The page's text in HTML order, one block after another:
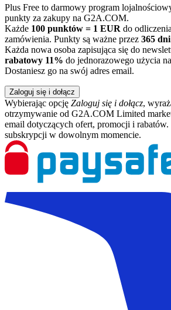
Plus Free to darmowy program
punkty za zakupy na G2A.COM.
Każde 100 punktów = 1 EUR do
zamówienia. Punkty są ważne przez 365 dni
Każda nowa osoba zapisująca się do
rabatowy 11% do jednorazowego użycia
Dostaniesz go na swój adres email.
Zaloguj się i dołącz
Wybierając opcję Zaloguj się i dołącz,
otrzymywanie od G2A.COM Limited
email dotyczących ofert, promocji i
subskrypcji w dowolnym momencie.